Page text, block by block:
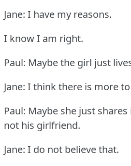
Jane: I have my reasons.
I know I am right.
Paul: Maybe the girl just
Jane: I think there is more
Paul: Maybe she just
not his girlfriend.
Jane: I do not believe that.